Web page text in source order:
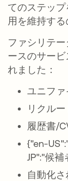
てのステッ
用を維持す
ファシリテ
ースのサー
れました：
ユニフ
リクル
履歴書/
{"en-
JP":"候
自動化